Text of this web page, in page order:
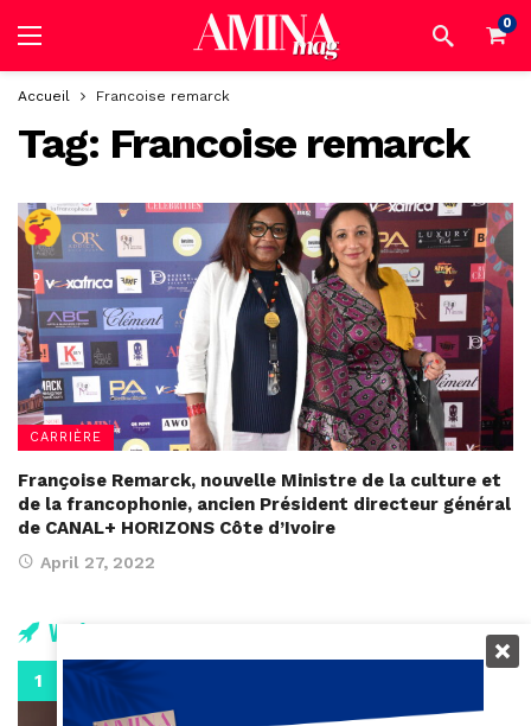
0
Accueil Francoise remarck
Tag: Francoise remarck
CARRIÈRE
Françoise Remarck, nouvelle Ministre de la culture et
de la francophonie, ancien Président directeur général
de CANAL+ HORIZONS Côte d’Ivoire
April 27, 2022
Vidéos